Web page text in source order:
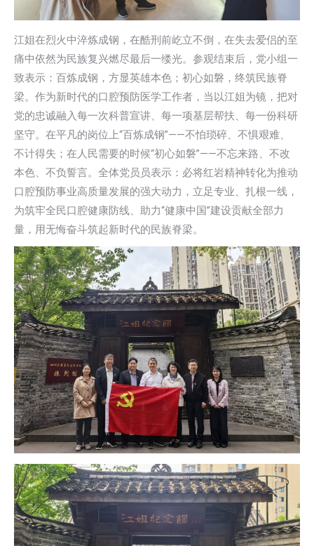
江姐在烈火中淬炼成钢，在酷刑前屹立不倒，在失去爱侣的至
痛中依然为民族复兴燃尽最后一缕光。参观结束后，党小组一
致表示：百炼成钢，方显英雄本色；初心如磐，终筑民族脊
梁。作为新时代的口腔预防医学工作者，当以江姐为镜，把对
党的忠诚融入每一次科普宣讲、每一项基层帮扶、每一份科研
坚守。在平凡的岗位上“百炼成钢”——不怕琐碎、不惧艰难、
不计得失；在人民需要的时候“初心如磐”——不忘来路、不改
本色、不负誓言。全体党员员表示：必将红岩精神转化为推动
口腔预防事业高质量发展的强大动力，立足专业、扎根一线，
为筑牢全民口腔健康防线、助力“健康中国”建设贡献全部力
量，用无悔奋斗筑起新时代的民族脊梁。